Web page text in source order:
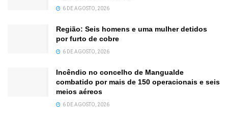
6 DE AGOSTO, 2026
Região: Seis homens e uma mulher detidos
por furto de cobre
6 DE AGOSTO, 2026
Incêndio no concelho de Mangualde
combatido por mais de 150 operacionais e seis
meios aéreos
6 DE AGOSTO, 2026